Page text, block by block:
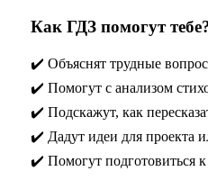
Как ГДЗ помогут
✔️ Объяснят трудные
✔️ Помогут с анализом
✔️ Подскажут, как
✔️ Дадут идеи для проекта
✔️ Помогут подготовиться